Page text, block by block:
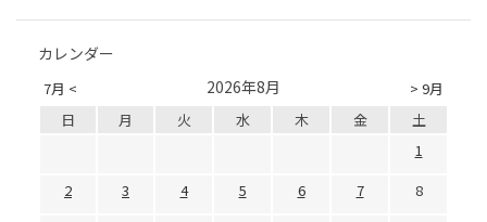
カレンダー
7月 < > 9月
2026年8月
日 月 火 水 木 金
土
1
2
3 4 5 6 7
8